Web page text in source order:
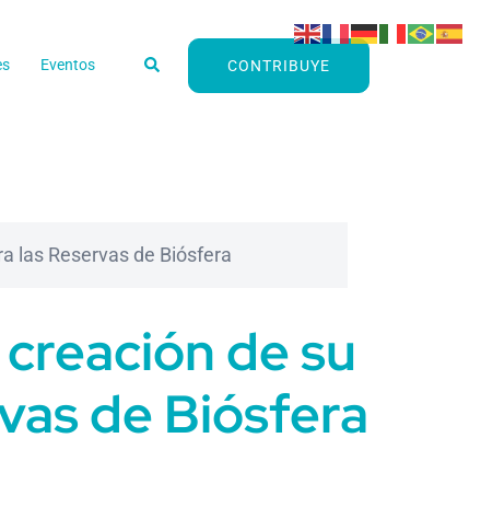
Eventos Buscar CONTRIBUYE
las Reservas de Biósfera
de su
de Biósfera